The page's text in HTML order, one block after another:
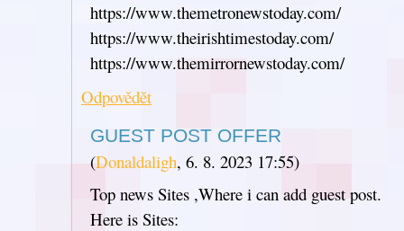
https://www.themetronewstoday.com/
https://www.theirishtimestoday.com/
https://www.themirrornewstoday.com/
Odpovědět
GUEST POST OFFER
(Donaldaligh, 6. 8. 2023 17:55)
Top news Sites ,Where i can add guest post.
Here is Sites: